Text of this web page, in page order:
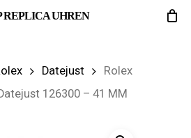
REPLICA UHREN
Datejust
Rolex
126300 – 41 MM